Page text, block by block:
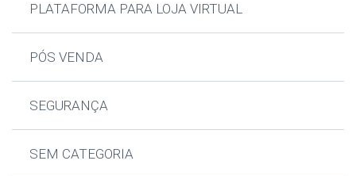
PLATAFORMA PARA LOJA VIRTUAL
PÓS VENDA
SEGURANÇA
SEM CATEGORIA